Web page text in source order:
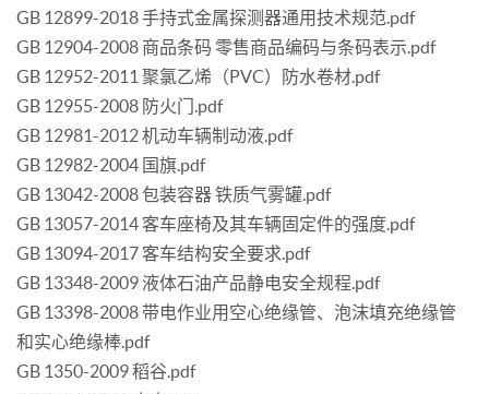
GB 12899-2018 手持式金属探测器通用技术规范.pdf
GB 12904-2008 商品条码 零售商品编码与条码表示.pdf
GB 12952-2011 聚氯乙烯（PVC）防水卷材.pdf
GB 12955-2008 防火门.pdf
GB 12981-2012 机动车辆制动液.pdf
GB 12982-2004 国旗.pdf
GB 13042-2008 包装容器 铁质气雾罐.pdf
GB 13057-2014 客车座椅及其车辆固定件的强度.pdf
GB 13094-2017 客车结构安全要求.pdf
GB 13348-2009 液体石油产品静电安全规程.pdf
GB 13398-2008 带电作业用空心绝缘管、泡沫填充绝缘管
和实心绝缘棒.pdf
GB 1350-2009 稻谷.pdf